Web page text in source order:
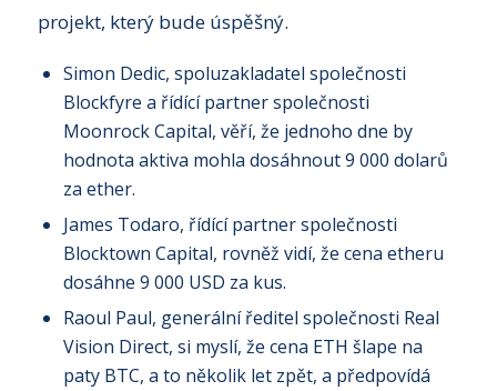
projekt, který bude úspěšný.
Simon Dedic, spoluzakladatel společnosti
Blockfyre a řídící partner společnosti
Moonrock Capital, věří, že jednoho dne by
hodnota aktiva mohla dosáhnout 9 000 dolarů
za ether.
James Todaro, řídící partner společnosti
Blocktown Capital, rovněž vidí, že cena etheru
dosáhne 9 000 USD za kus.
Raoul Paul, generální ředitel společnosti Real
Vision Direct, si myslí, že cena ETH šlape na
paty BTC, a to několik let zpět, a předpovídá